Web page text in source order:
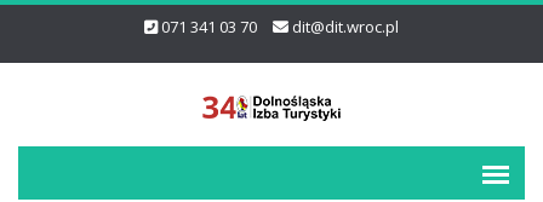
071 341 03 70 dit@dit.wroc.pl